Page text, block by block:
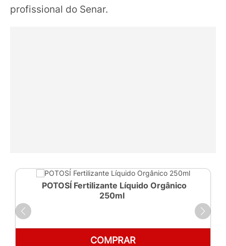
profissional do Senar.
POTOSÍ Fertilizante Líquido Orgânico
250ml
COMPRAR